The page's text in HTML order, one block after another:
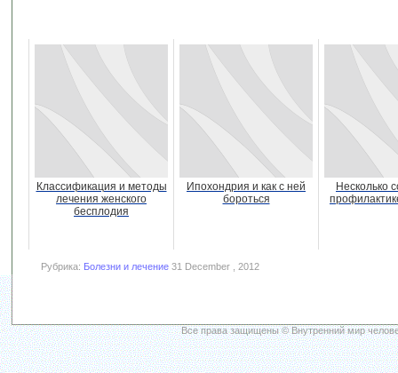
Классификация и методы
лечения женского
бесплодия
Ипохондрия и как с ней
бороться
Несколько
Рубрика: Болезни и лечение 31 December , 2012
Все права защищены © Внутренний мир